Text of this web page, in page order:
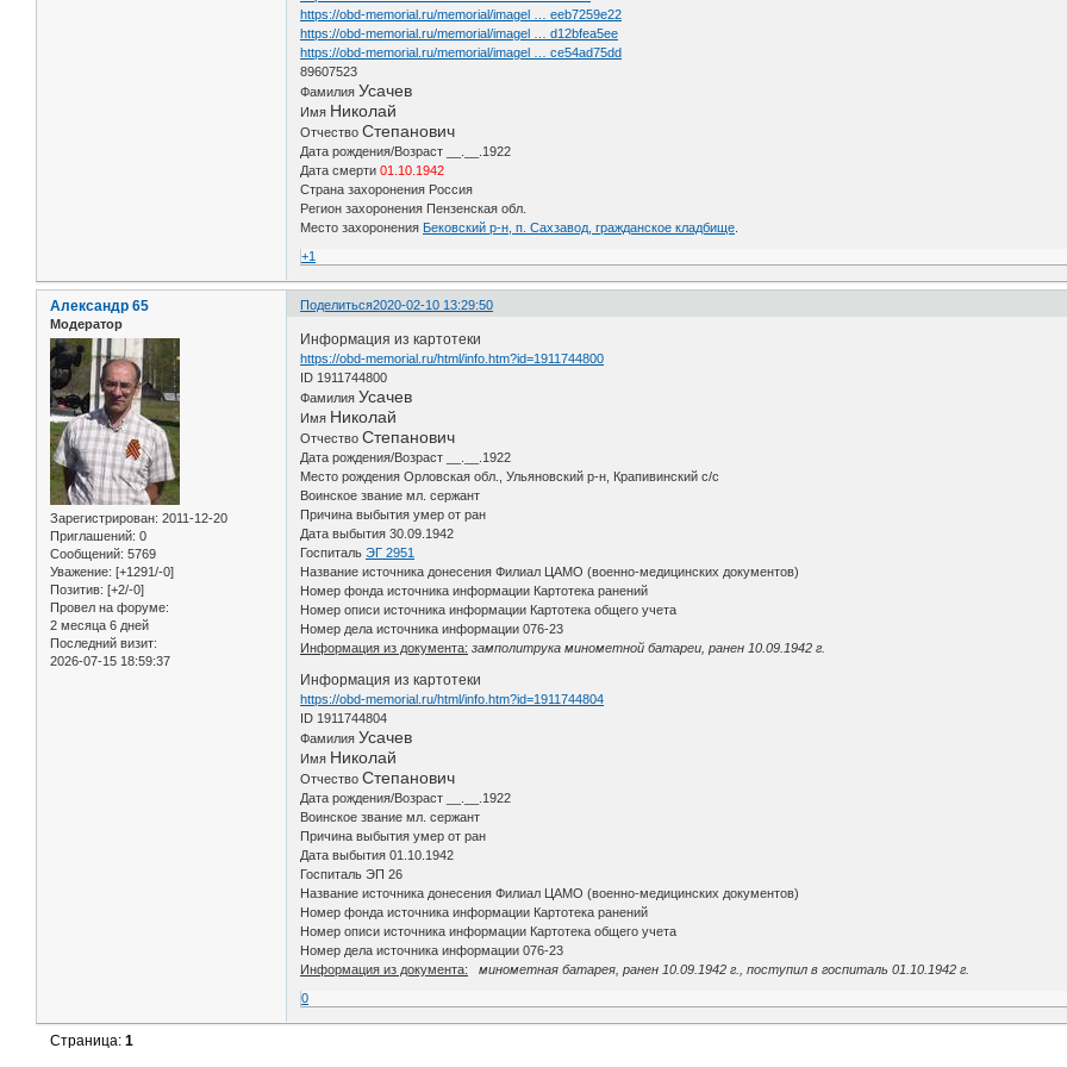
https://obd-memorial.ru/memorial/imagel … eeb7259e22
https://obd-memorial.ru/memorial/imagel … d12bfea5ee
https://obd-memorial.ru/memorial/imagel … ce54ad75dd
89607523
Фамилия Усачев
Имя Николай
ОтчествоСтепанович
Дата рождения/Возраст __.__.1922
Дата смерти01.10.1942
Страна захоронения Россия
Регион захоронения Пензенская обл.
Место захоронения Бековский р-н, п. Сахзавод, гражданское кладбище
+1
Поделиться2020-02-10 13:29:50
Александр 65
Модератор
Зарегистрирован: 2011-12-20
Приглашений: 0
Сообщений: 5769
Уважение: [+1291/-0]
Позитив: [+2/-0]
Провел на форуме:
2 месяца 6 дней
Последний визит:
2026-07-15 18:59:37
Информация из картотеки
https://obd-memorial.ru/html/info.htm?id=1911744800
ID 1911744800
Фамилия Усачев
Имя Николай
ОтчествоСтепанович
Дата рождения/Возраст __.__.1922
Место рождения Орловская обл., Ульяновский р-н, Крапивинский с/с
Воинское звание мл. сержант
Причина выбытия умер от ран
Дата выбытия 30.09.1942
ГоспитальЭГ 2951
Название источника донесения Филиал ЦАМО (военно-медицинских документов)
Номер фонда источника информации Картотека ранений
Номер описи источника информации Картотека общего учета
Номер дела источника информации 076-23
Информация из документа: замполитрука минометной батареи, ранен 10.09.1942 г.
Информация из картотеки
https://obd-memorial.ru/html/info.htm?id=1911744804
ID 1911744804
Фамилия Усачев
Имя Николай
ОтчествоСтепанович
Дата рождения/Возраст __.__.1922
Воинское звание мл. сержант
Причина выбытия умер от ран
Дата выбытия 01.10.1942
Госпиталь ЭП 26
Название источника донесения Филиал ЦАМО (военно-медицинских документов)
Номер фонда источника информации Картотека ранений
Номер описи источника информации Картотека общего учета
Номер дела источника информации 076-23
Информация из документа:
минометная батарея, ранен 10.09.1942 г., поступил в госпиталь 01.10.1942 г.
0
Страница:1